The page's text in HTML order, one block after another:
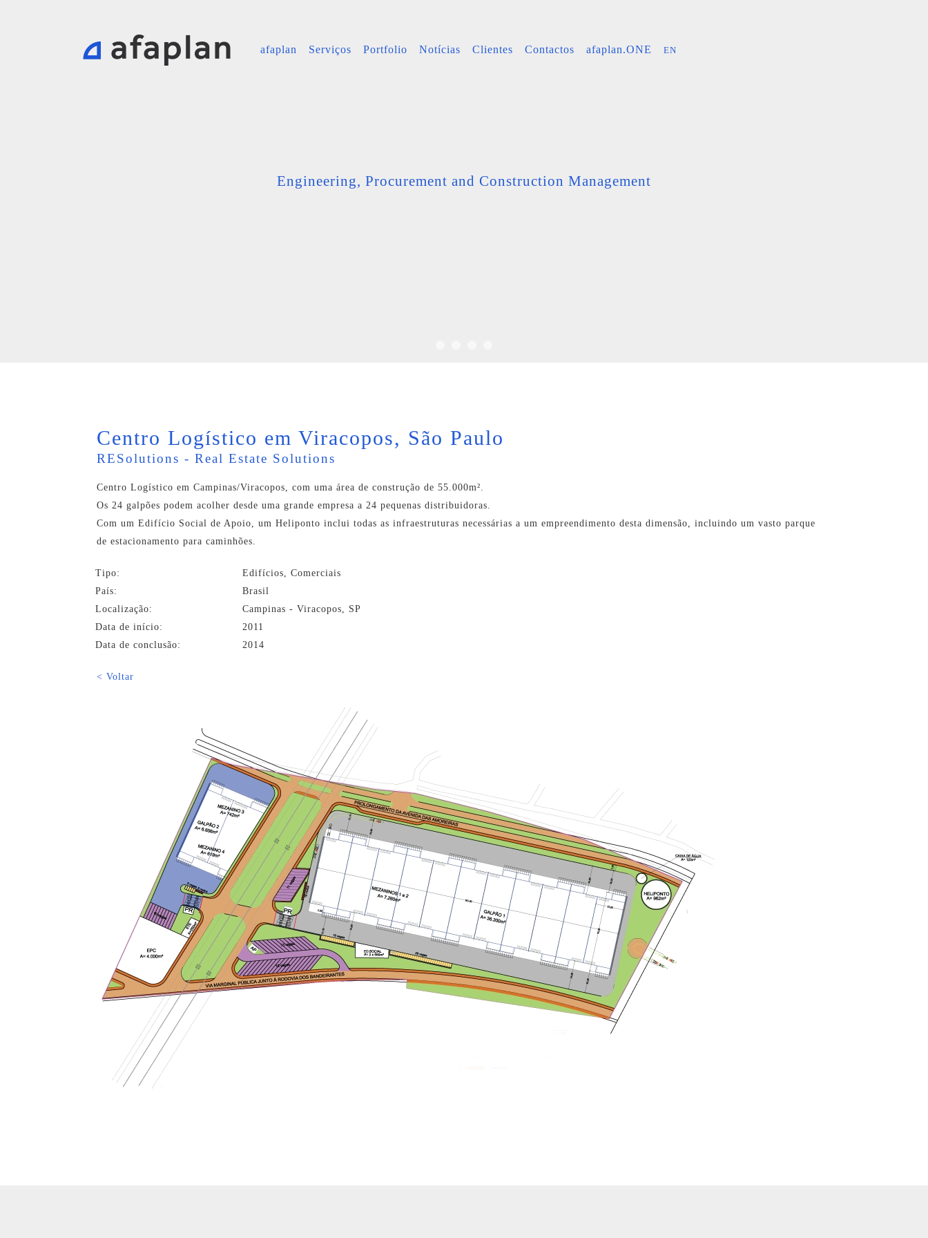
afaplan Serviços Portfolio Notícias Clientes Contactos afaplan.ONE EN
Engineering, Procurement and Construction Management
Centro Logístico em Viracopos, São Paulo
RESolutions - Real Estate Solutions
Centro Logístico em Campinas/Viracopos, com uma área de construção de 55.000m².
Os 24 galpões podem acolher desde uma grande empresa a 24 pequenas distribuidoras.
Com um Edifício Social de Apoio, um Heliponto inclui todas as infraestruturas necessárias a um empreendimento desta dimensão, incluindo um vasto parque
de estacionamento para caminhões.
Tipo:
Edifícios, Comerciais
País:
Brasil
Localização:
Campinas - Viracopos, SP
Data de início:
2011
Data de conclusão:
2014
< Voltar